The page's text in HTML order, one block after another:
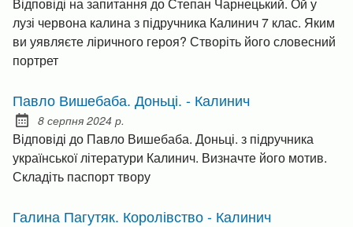
лузі червона калина з підручника Калинич 7 клас. Яким
ви уявляєте ліричного героя? Створіть його словесний
портрет
Павло Вишебаба. Доньці. - Калинич
Posted on:
8 серпня 2024 р.
Відповіді до Павло Вишебаба. Доньці. з підручника
української літератури Калинич. Визначте його мотив.
Складіть паспорт твору
Галина Пагутяк. Королівство - Калинич